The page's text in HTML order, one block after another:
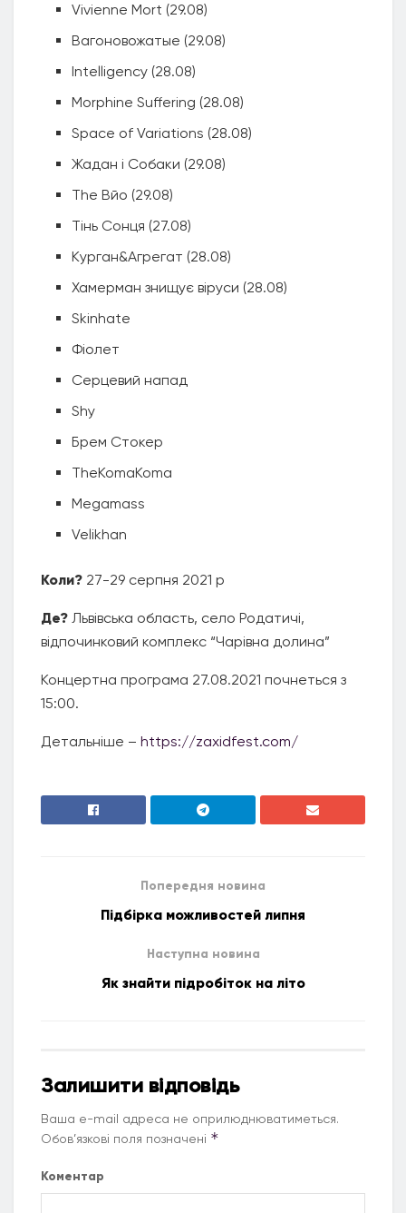
Vivienne Mort (29.08)
Вагоновожатые (29.08)
Intelligency (28.08)
Morphine Suffering (28.08)
Space of Variations (28.08)
Жадан і Собаки (29.08)
The Вйо (29.08)
Тінь Сонця (27.08)
Курган&Агрегат (28.08)
Хамерман знищує віруси (28.08)
Skinhate
Фіолет
Серцевий напад
Shy
Брем Стокер
TheKomaKoma
Megamass
Velikhan
Коли? 27-29 серпня 2021 р
Де? Львівська область, село Родатичі,
відпочинковий комплекс “Чарівна долина”
Концертна програма 27.08.2021 почнеться з
15:00.
Детальніше – https://zaxidfest.com/
Попередня новина
Підбірка можливостей липня
Наступна новина
Як знайти підробіток на літо
Залишити відповідь
Ваша e-mail адреса не оприлюднюватиметься.
Обов’язкові поля позначені *
Коментар